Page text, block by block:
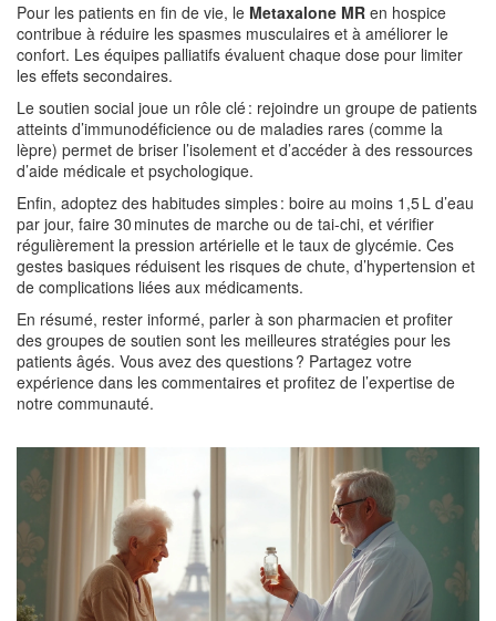
Pour les patients en fin de vie, le Metaxalone MR en hospice
contribue à réduire les spasmes musculaires et à améliorer le
confort. Les équipes palliatifs évaluent chaque dose pour limiter
les effets secondaires.
Le soutien social joue un rôle clé : rejoindre un groupe de patients
atteints d’immunodéficience ou de maladies rares (comme la
lèpre) permet de briser l’isolement et d’accéder à des ressources
d’aide médicale et psychologique.
Enfin, adoptez des habitudes simples : boire au moins 1,5 L d’eau
par jour, faire 30 minutes de marche ou de tai‑chi, et vérifier
régulièrement la pression artérielle et le taux de glycémie. Ces
gestes basiques réduisent les risques de chute, d’hypertension et
de complications liées aux médicaments.
En résumé, rester informé, parler à son pharmacien et profiter
des groupes de soutien sont les meilleures stratégies pour les
patients âgés. Vous avez des questions ? Partagez votre
expérience dans les commentaires et profitez de l’expertise de
notre communauté.